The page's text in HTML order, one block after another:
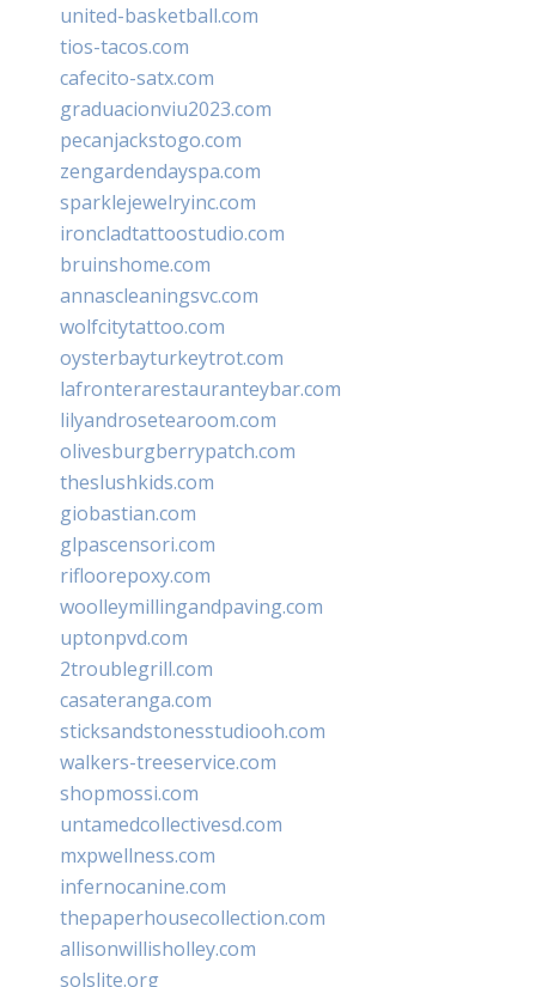
united-basketball.com
tios-tacos.com
cafecito-satx.com
graduacionviu2023.com
pecanjackstogo.com
zengardendayspa.com
sparklejewelryinc.com
ironcladtattoostudio.com
bruinshome.com
annascleaningsvc.com
wolfcitytattoo.com
oysterbayturkeytrot.com
lafronterarestauranteybar.com
lilyandrosetearoom.com
olivesburgberrypatch.com
theslushkids.com
giobastian.com
glpascensori.com
rifloorepoxy.com
woolleymillingandpaving.com
uptonpvd.com
2troublegrill.com
casateranga.com
sticksandstonesstudiooh.com
walkers-treeservice.com
shopmossi.com
untamedcollectivesd.com
mxpwellness.com
infernocanine.com
thepaperhousecollection.com
allisonwillisholley.com
solslite.org